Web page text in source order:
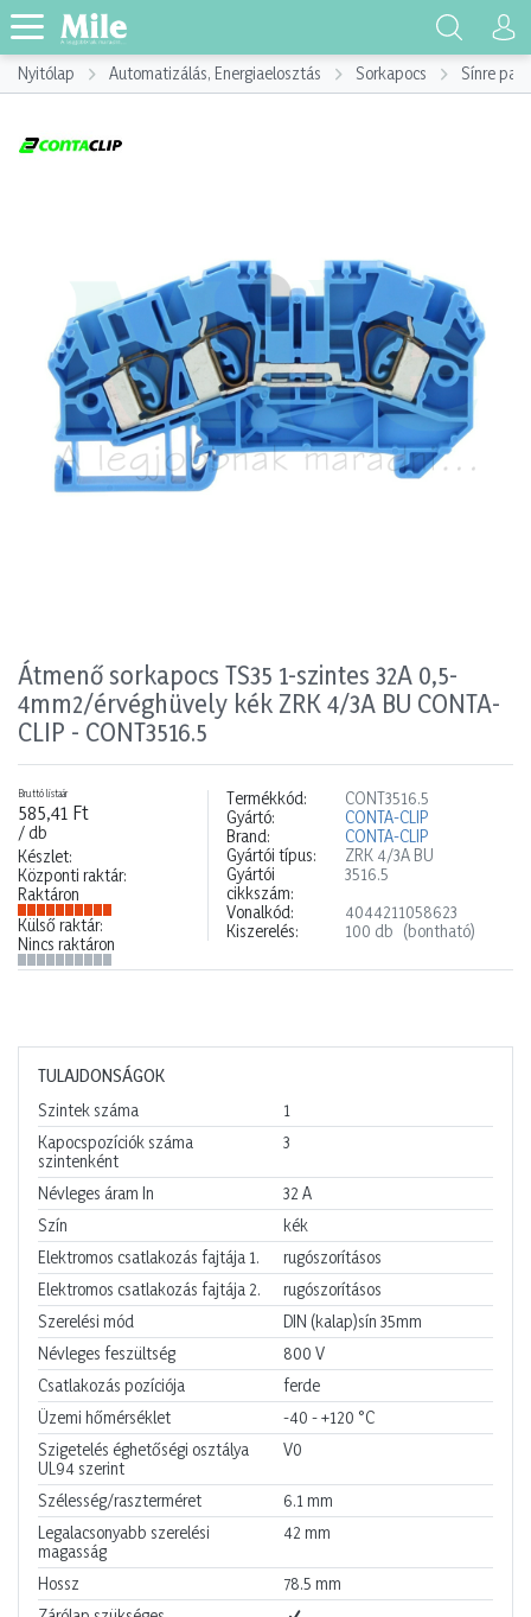
Nyitólap Automatizálás, Energiaelosztás Sorkapocs Sínre
Átmenő sorkapocs TS35 1-szintes 32A 0,5-
4mm2/érvéghüvely kék ZRK 4/3A BU CONTA-
CLIP - CONT3516.5
Bruttó listaár
585,41 Ft
/ db
Készlet:
Központi raktár:
Raktáron
Külső raktár:
Nincs raktáron
Termékkód:
CONT3516.5
Gyártó:
CONTA-CLIP
Brand:
CONTA-CLIP
Gyártói típus:
ZRK 4/3A BU
Gyártói
cikkszám:
3516.5
Vonalkód:
4044211058623
Kiszerelés:
100 db (bontható)
TULAJDONSÁGOK
Szintek száma
1
Kapocspozíciók száma
szintenként
3
Névleges áram In 32 A
Szín
kék
Elektromos csatlakozás fajtája 1.
rugószorításos
Elektromos csatlakozás fajtája 2.
rugószorításos
Szerelési mód
DIN (kalap)sín 35mm
Névleges feszültség
800 V
Csatlakozás pozíciója
ferde
Üzemi hőmérséklet
-40 - +120 °C
Szigetelés éghetőségi osztálya
UL94 szerint
V0
Szélesség/raszterméret 6.1 mm
Legalacsonyabb szerelési
magasság
42 mm
Hossz 78.5 mm